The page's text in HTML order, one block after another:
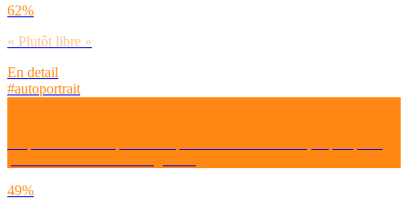
62%
« Plutôt libre »
En detail
#autoportrait
49%